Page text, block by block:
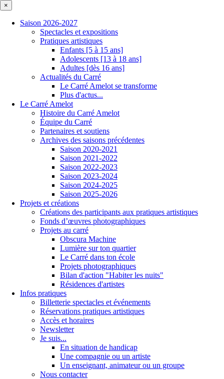
×
Saison 2026-2027
Spectacles et expositions
Pratiques artistiques
Enfants [5 à 15 ans]
Adolescents [13 à 18 ans]
Adultes [dès 16 ans]
Actualités du Carré
Le Carré Amelot se transforme
Plus d'actus...
Le Carré Amelot
Histoire du Carré Amelot
Équipe du Carré
Partenaires et soutiens
Archives des saisons précédentes
Saison 2020-2021
Saison 2021-2022
Saison 2022-2023
Saison 2023-2024
Saison 2024-2025
Saison 2025-2026
Projets et créations
Créations des participants aux pratiques artistiques
Fonds d’œuvres photographiques
Projets au carré
Obscura Machine
Lumière sur ton quartier
Le Carré dans ton école
Projets photographiques
Bilan d'action "Habiter les nuits"
Résidences d'artistes
Infos pratiques
Billetterie spectacles et événements
Réservations pratiques artistiques
Accès et horaires
Newsletter
Je suis...
En situation de handicap
Une compagnie ou un artiste
Un enseignant, animateur ou un groupe
Nous contacter